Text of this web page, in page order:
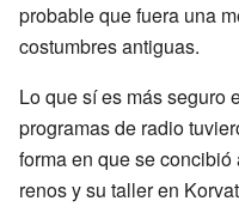
probable que fuera una
costumbres antiguas.
Lo que sí es más seguro
programas de radio
forma en que se
renos y su taller en